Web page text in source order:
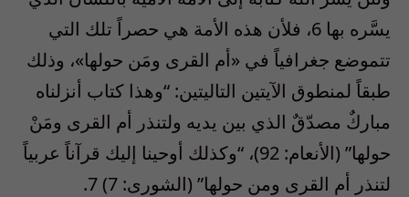
يسَّره بها 6، فلأن هذه الأمة هي حصراً تلك التي
تتموضع جغرافياً في «أم القرى ومَن حولها»، وذلك
طبقاً لمنطوق الآيتين التاليتين: “وهذا كتاب أنزلناه
مباركٌ مصدّقٌ الذي بين يديه ولتنذر أم القرى ومَنْ
حولها” (الأنعام: 92)، “وكذلك أوحينا إليك قرآناً عربياً
لتنذر أم القرى ومن حولها” (الشورى: 7) 7.